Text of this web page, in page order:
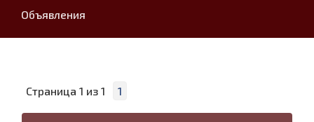
Объявления
Страница 1 из 1 1